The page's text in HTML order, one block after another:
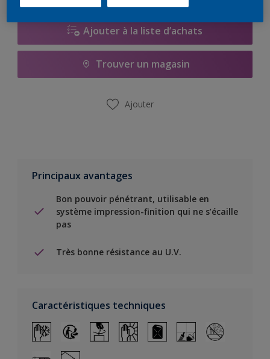
Ajouter à la liste d’achats
Trouver un magasin
Ajouter
Principaux avantages
Bon pouvoir pénétrant, utilisable en
système impression-finition qui ne s’écaille
pas
Très bonne résistance au U.V.
Caractéristiques techniques